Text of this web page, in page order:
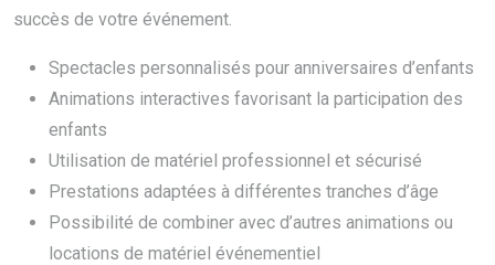
succès de votre événement.
Spectacles personnalisés pour anniversaires d’enfants
Animations interactives favorisant la participation des
enfants
Utilisation de matériel professionnel et sécurisé
Prestations adaptées à différentes tranches d’âge
Possibilité de combiner avec d’autres animations ou
locations de matériel événementiel